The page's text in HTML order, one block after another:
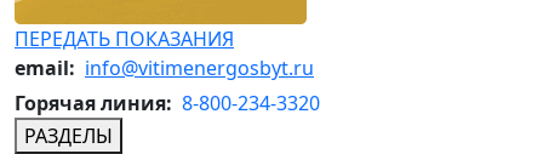
ПЕРЕДАТЬ ПОКАЗАНИЯ
email: info@vitimenergosbyt.ru
Горячая линия: 8-800-234-3320
РАЗДЕЛЫ